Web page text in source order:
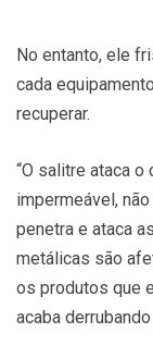
No entanto, ele
cada
recuperar.
“O salitre ataca
impermeável,
penetra e ataca
metálicas são
os produtos que
acaba